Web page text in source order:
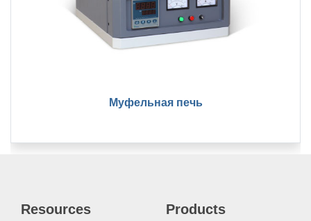
Муфельная печь
Resources Products